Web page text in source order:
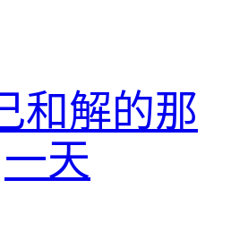
和解的那
一天